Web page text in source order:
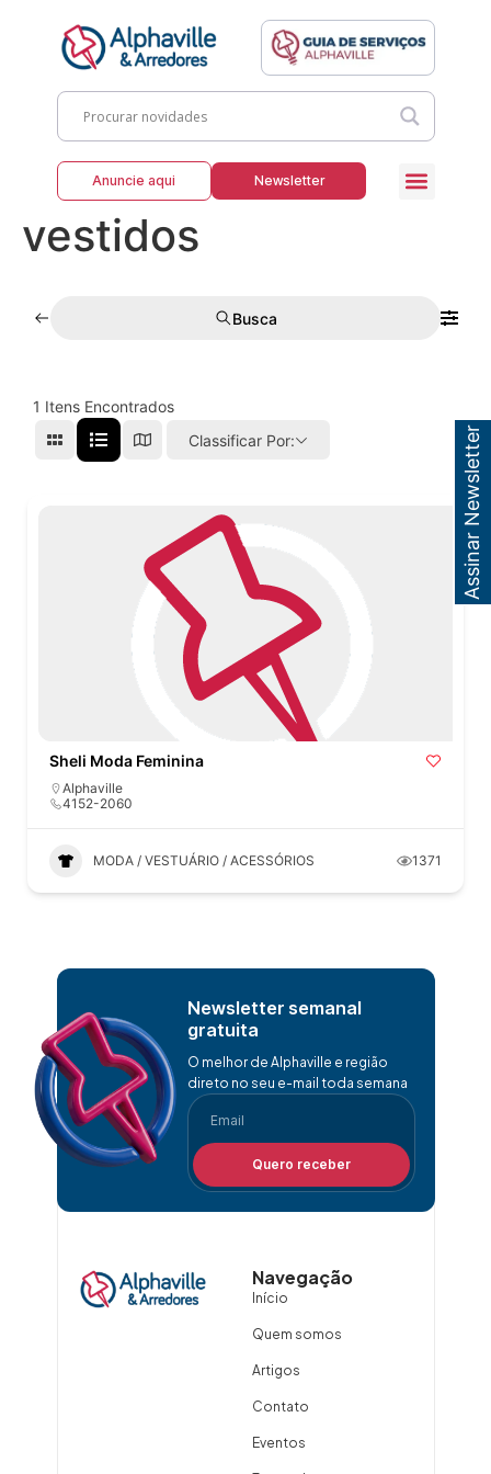
Anuncie aqui Newsletter
vestidos
Busca
1 Itens Encontrados
Classificar Por:
Sheli Moda Feminina
Alphaville
4152-2060
MODA / VESTUÁRIO / ACESSÓRIOS 1371
Newsletter semanal
gratuita
O melhor de Alphaville e região
direto no seu e-mail toda semana
Quero receber
Navegação
Início
Quem somos
Artigos
Contato
Eventos
Assinar Newsletter